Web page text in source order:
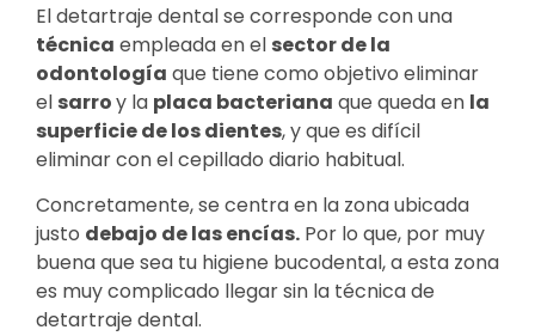
El detartraje dental se corresponde con una
técnica empleada en el sector de la
odontología que tiene como objetivo eliminar
el sarroy la placa bacteriana que queda en la
superficie de los dientes, y que es difícil
eliminar con el cepillado diario habitual.
Concretamente, se centra en la zona ubicada
justo debajo de las encías. Por lo que, por muy
buena que sea tu higiene bucodental, a esta zona
es muy complicado llegar sin la técnica de
detartraje dental.